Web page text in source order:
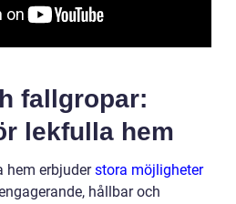
fallgropar:
lekfulla hem
hem erbjuderstora möjligheter
hållbar och